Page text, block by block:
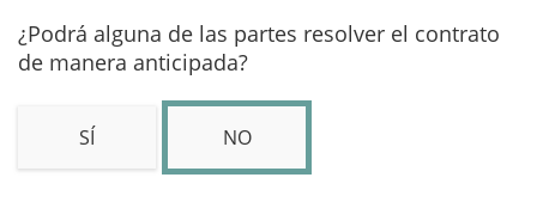
¿Podrá alguna de las partes resolver el contrato
de manera anticipada?
SÍ NO